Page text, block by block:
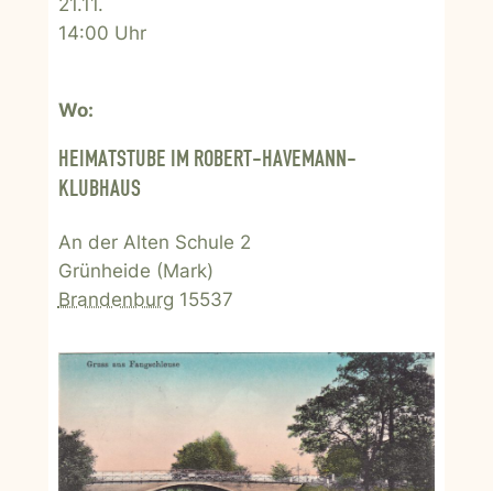
21.11.
14:00 Uhr
Wo:
HEIMATSTUBE IM ROBERT-HAVEMANN-
KLUBHAUS
An der Alten Schule 2
Grünheide (Mark)
Brandenburg 15537